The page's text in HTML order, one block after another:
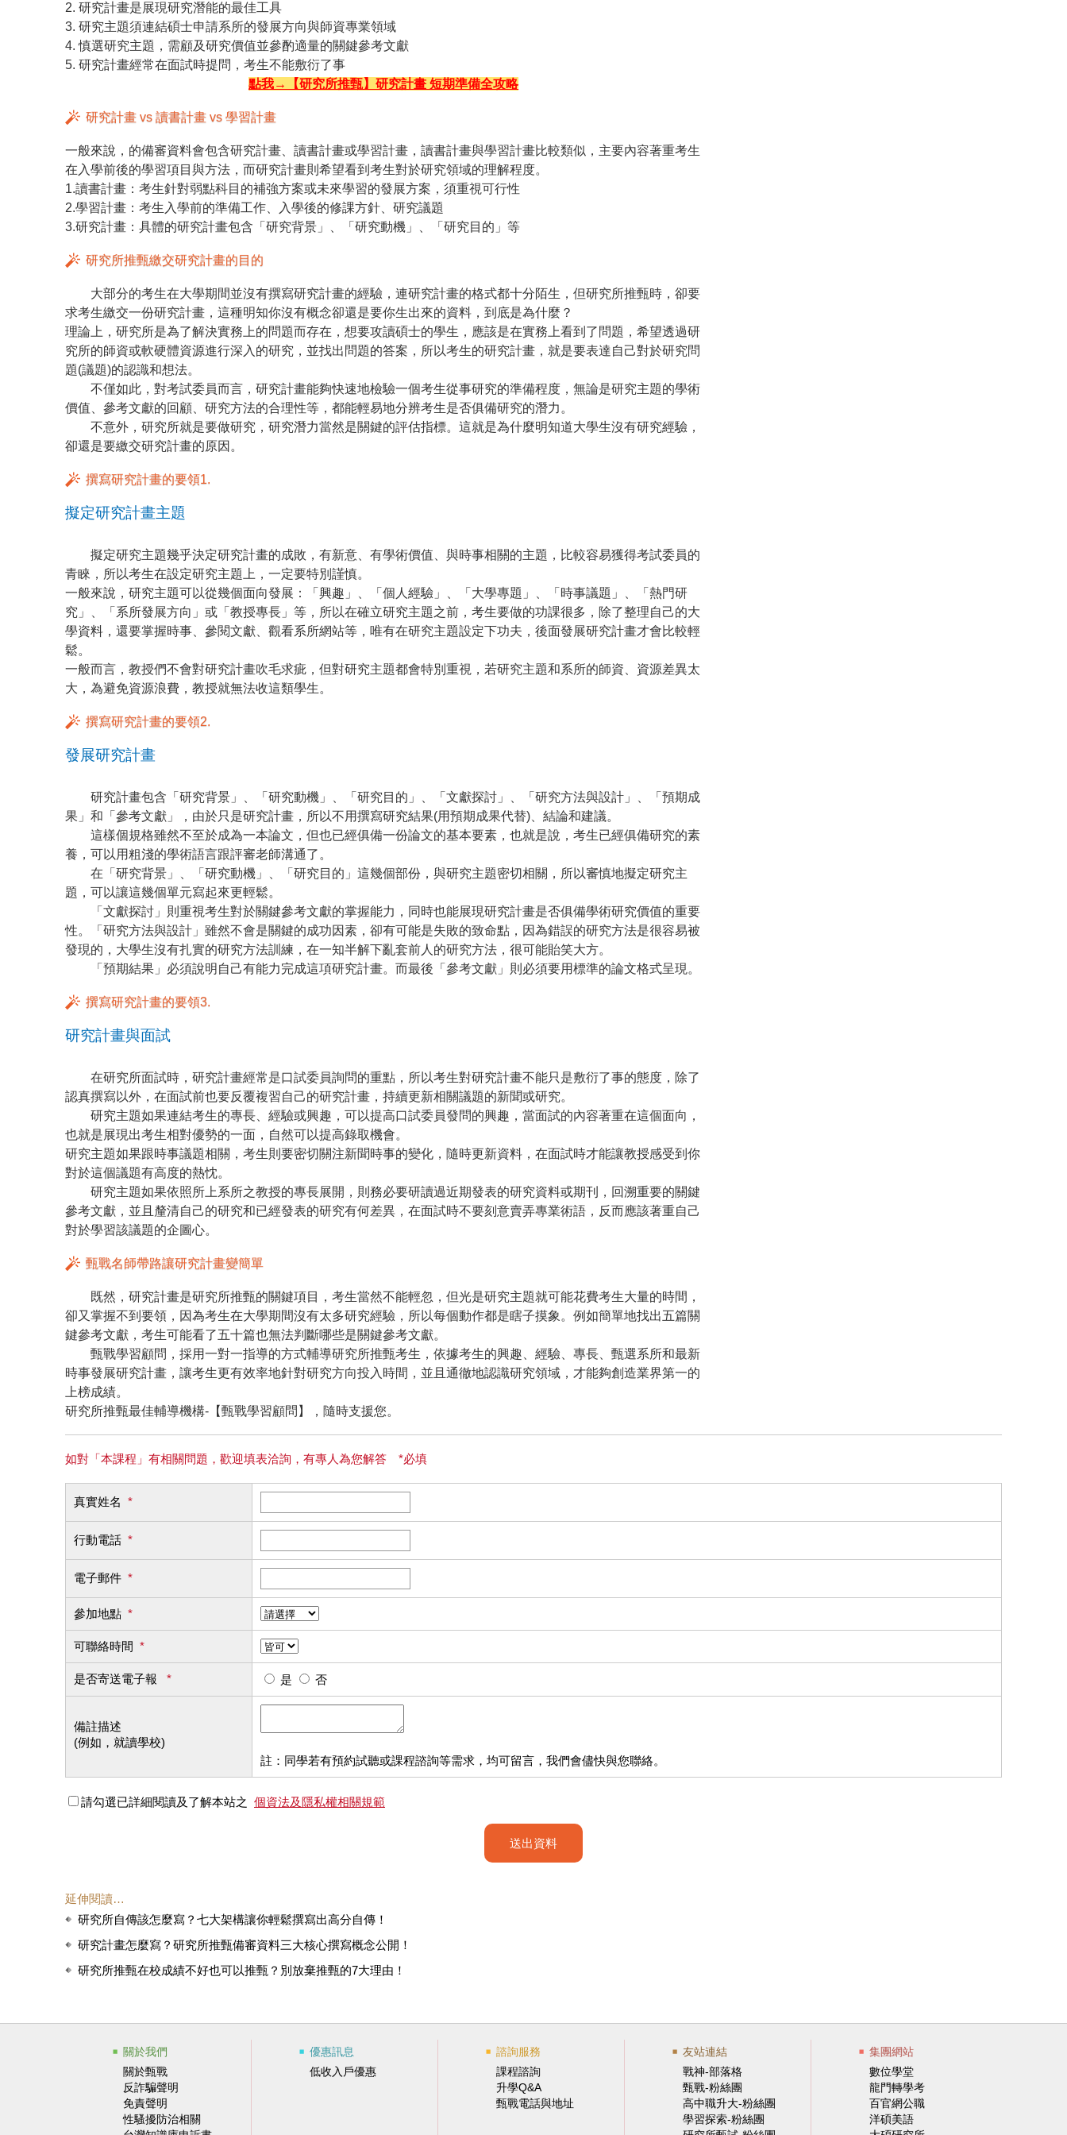
2. 研究計畫是展現研究潛能的最佳工具
3. 研究主題須連結碩士申請系所的發展方向與師資專業領域
4. 慎選研究主題，需顧及研究價值並參酌適量的關鍵參考文獻
5. 研究計畫經常在面試時提問，考生不能敷衍了事
點我→【研究所推甄】研究計畫 短期準備全攻略
研究計畫 vs 讀書計畫 vs 學習計畫
一般來說，的備審資料會包含研究計畫、讀書計畫或學習計畫，讀書計畫與學習計畫比較類似，主要內容著重考生
在入學前後的學習項目與方法，而研究計畫則希望看到考生對於研究領域的理解程度。
1.讀書計畫：考生針對弱點科目的補強方案或未來學習的發展方案，須重視可行性
2.學習計畫：考生入學前的準備工作、入學後的修課方針、研究議題
3.研究計畫：具體的研究計畫包含「研究背景」、「研究動機」、「研究目的」等
研究所推甄繳交研究計畫的目的
大部分的考生在大學期間並沒有撰寫研究計畫的經驗，連研究計畫的格式都十分陌生，但研究所推甄時，卻要
求考生繳交一份研究計畫，這種明知你沒有概念卻還是要你生出來的資料，到底是為什麼？
理論上，研究所是為了解決實務上的問題而存在，想要攻讀碩士的學生，應該是在實務上看到了問題，希望透過研
究所的師資或軟硬體資源進行深入的研究，並找出問題的答案，所以考生的研究計畫，就是要表達自己對於研究問
題(議題)的認識和想法。
不僅如此，對考試委員而言，研究計畫能夠快速地檢驗一個考生從事研究的準備程度，無論是研究主題的學術
價值、參考文獻的回顧、研究方法的合理性等，都能輕易地分辨考生是否俱備研究的潛力。
不意外，研究所就是要做研究，研究潛力當然是關鍵的評估指標。這就是為什麼明知道大學生沒有研究經驗，
卻還是要繳交研究計畫的原因。
撰寫研究計畫的要領1.
擬定研究計畫主題
擬定研究主題幾乎決定研究計畫的成敗，有新意、有學術價值、與時事相關的主題，比較容易獲得考試委員的
青睞，所以考生在設定研究主題上，一定要特別謹慎。
一般來說，研究主題可以從幾個面向發展：「興趣」、「個人經驗」、「大學專題」、「時事議題」、「熱門研
究」、「系所發展方向」或「教授專長」等，所以在確立研究主題之前，考生要做的功課很多，除了整理自己的大
學資料，還要掌握時事、參閱文獻、觀看系所網站等，唯有在研究主題設定下功夫，後面發展研究計畫才會比較輕
鬆。
一般而言，教授們不會對研究計畫吹毛求疵，但對研究主題都會特別重視，若研究主題和系所的師資、資源差異太
大，為避免資源浪費，教授就無法收這類學生。
撰寫研究計畫的要領2.
發展研究計畫
研究計畫包含「研究背景」、「研究動機」、「研究目的」、「文獻探討」、「研究方法與設計」、「預期成
果」和「參考文獻」，由於只是研究計畫，所以不用撰寫研究結果(用預期成果代替)、結論和建議。
這樣個規格雖然不至於成為一本論文，但也已經俱備一份論文的基本要素，也就是說，考生已經俱備研究的素
養，可以用粗淺的學術語言跟評審老師溝通了。
在「研究背景」、「研究動機」、「研究目的」這幾個部份，與研究主題密切相關，所以審慎地擬定研究主
題，可以讓這幾個單元寫起來更輕鬆。
「文獻探討」則重視考生對於關鍵參考文獻的掌握能力，同時也能展現研究計畫是否俱備學術研究價值的重要
性。「研究方法與設計」雖然不會是關鍵的成功因素，卻有可能是失敗的致命點，因為錯誤的研究方法是很容易被
發現的，大學生沒有扎實的研究方法訓練，在一知半解下亂套前人的研究方法，很可能貽笑大方。
「預期結果」必須說明自己有能力完成這項研究計畫。而最後「參考文獻」則必須要用標準的論文格式呈現。
撰寫研究計畫的要領3.
研究計畫與面試
在研究所面試時，研究計畫經常是口試委員詢問的重點，所以考生對研究計畫不能只是敷衍了事的態度，除了
認真撰寫以外，在面試前也要反覆複習自己的研究計畫，持續更新相關議題的新聞或研究。
研究主題如果連結考生的專長、經驗或興趣，可以提高口試委員發問的興趣，當面試的內容著重在這個面向，
也就是展現出考生相對優勢的一面，自然可以提高錄取機會。
研究主題如果跟時事議題相關，考生則要密切關注新聞時事的變化，隨時更新資料，在面試時才能讓教授感受到你
對於這個議題有高度的熱忱。
研究主題如果依照所上系所之教授的專長展開，則務必要研讀過近期發表的研究資料或期刊，回溯重要的關鍵
參考文獻，並且釐清自己的研究和已經發表的研究有何差異，在面試時不要刻意賣弄專業術語，反而應該著重自己
對於學習該議題的企圖心。
甄戰名師帶路讓研究計畫變簡單
既然，研究計畫是研究所推甄的關鍵項目，考生當然不能輕忽，但光是研究主題就可能花費考生大量的時間，
卻又掌握不到要領，因為考生在大學期間沒有太多研究經驗，所以每個動作都是瞎子摸象。例如簡單地找出五篇關
鍵參考文獻，考生可能看了五十篇也無法判斷哪些是關鍵參考文獻。
甄戰學習顧問，採用一對一指導的方式輔導研究所推甄考生，依據考生的興趣、經驗、專長、甄選系所和最新
時事發展研究計畫，讓考生更有效率地針對研究方向投入時間，並且通徹地認識研究領域，才能夠創造業界第一的
上榜成績。
研究所推甄最佳輔導機構-【甄戰學習顧問】，隨時支援您。
如對「本課程」有相關問題，歡迎填表洽詢，有專人為您解答 *必填
真實姓名 *
行動電話 *
電子郵件 *
參加地點 *
可聯絡時間 *
是否寄送電子報 * 是 否
備註描述
(例如，就讀學校)
註：同學若有預約試聽或課程諮詢等需求，均可留言，我們會儘快與您聯絡。
請勾選已詳細閱讀及了解本站之 個資法及隱私權相關規範
送出資料
延伸閱讀…
研究所自傳該怎麼寫？七大架構讓你輕鬆撰寫出高分自傳！
研究計畫怎麼寫？研究所推甄備審資料三大核心撰寫概念公開！
研究所推甄在校成績不好也可以推甄？別放棄推甄的7大理由！
關於我們
關於甄戰
反詐騙聲明
免責聲明
性騷擾防治相關
優惠訊息
低收入戶優惠
諮詢服務
課程諮詢
升學Q&A
甄戰電話與地址
友站連結
戰神-部落格
甄戰-粉絲團
高中職升大-粉絲團
學習探索-粉絲團
集團網站
數位學堂
龍門轉學考
百官網公職
洋碩美語